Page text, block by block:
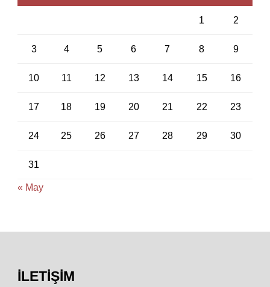
1 2
3 4 5 6 7 8 9
10 11 12 13 14 15 16
17 18 19 20 21 22 23
24 25 26 27 28 29 30
31
« May
İLETIŞIM